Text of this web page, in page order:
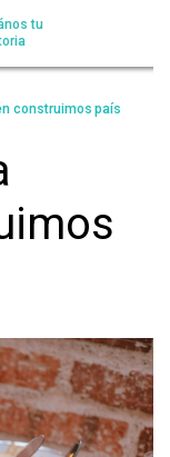
tu
construimos país